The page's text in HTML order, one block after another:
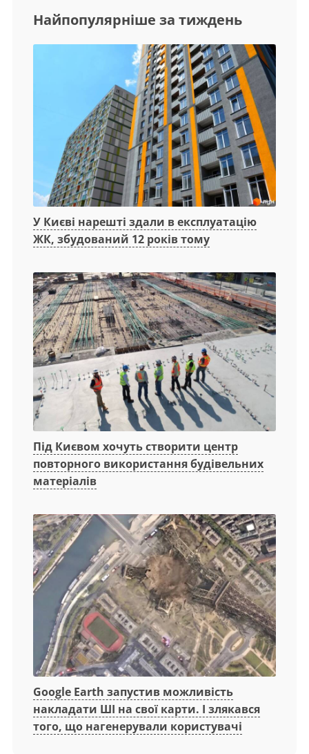
Найпопулярніше за тиждень
У Києві нарешті здали в експлуатацію
ЖК, збудований 12 років тому
Під Києвом хочуть створити центр
повторного використання будівельних
матеріалів
Google Earth запустив можливість
накладати ШІ на свої карти. І злякався
того, що нагенерували користувачі